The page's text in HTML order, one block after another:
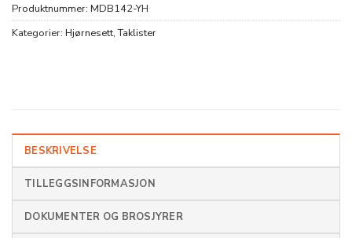
Produktnummer: MDB142-YH
Kategorier: Hjørnesett,Taklister
BESKRIVELSE
TILLEGGSINFORMASJON
DOKUMENTER OG BROSJYRER